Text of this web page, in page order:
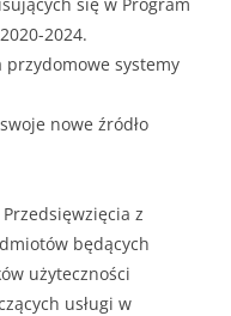
2024.
przydomowe systemy
nowe źródło
z
będących
użyteczności
usługi w